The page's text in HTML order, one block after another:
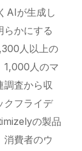
AIが生成し
らかにする
人以上の
1,000人のマ
調査から収
クフライデ
の製品
消費者のウ